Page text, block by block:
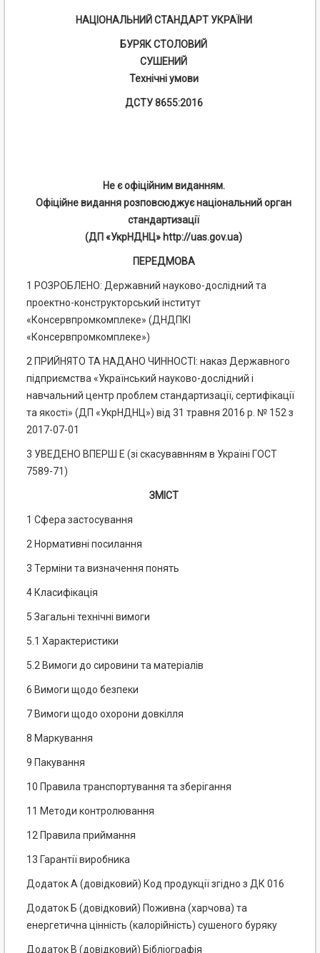
НАЦІОНАЛЬНИЙ СТАНДАРТ УКРАЇНИ
БУРЯК СТОЛОВИЙ
СУШЕНИЙ
Технічні умови
ДСТУ 8655:2016
Не є офіційним виданням.
Офіційне видання розповсюджує національний орган
стандартизації
(ДП «УкрНДНЦ» http://uas.gov.ua)
ПЕРЕДМОВА
1 РОЗРОБЛЕНО: Державний науково-дослідний та
проектно-конструкторський інститут
«Консервпромкомплеке» (ДНДПКІ
«Консервпромкомплеке»)
2 ПРИЙНЯТО ТА НАДАНО ЧИННОСТІ: наказ Державного
підприємства «Український науково-дослідний і
навчальний центр проблем стандартизації, сертифікації
та якості» (ДП «УкрНДНЦ») від 31 травня 2016 р. № 152 з
2017-07-01
3 УВЕДЕНО ВПЕРШ Е (зі скасувавнням в Україні ГОСТ
7589-71)
ЗМІСТ
1 Сфера застосування
2 Нормативні посилання
3 Терміни та визначення понять
4 Класифікація
5 Загальні технічні вимоги
5.1 Характеристики
5.2 Вимоги до сировини та матеріалів
6 Вимоги щодо безпеки
7 Вимоги щодо охорони довкілля
8 Маркування
9 Пакування
10 Правила транспортування та зберігання
11 Методи контролювання
12 Правила приймання
13 Гарантії виробника
Додаток А (довідковий) Код продукції згідно з ДК 016
Додаток Б (довідковий) Поживна (харчова) та
енергетична цінність (калорійність) сушеного буряку
Додаток В (довідковий) Бібліографія